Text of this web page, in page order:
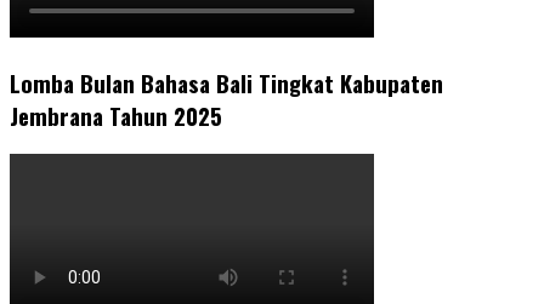
Lomba Bulan Bahasa Bali Tingkat Kabupaten
Jembrana Tahun 2025